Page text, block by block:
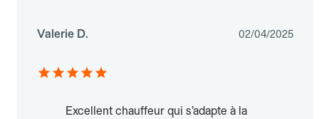
Valerie D. 02/04/2025
Excellent chauffeur qui s’adapte à la